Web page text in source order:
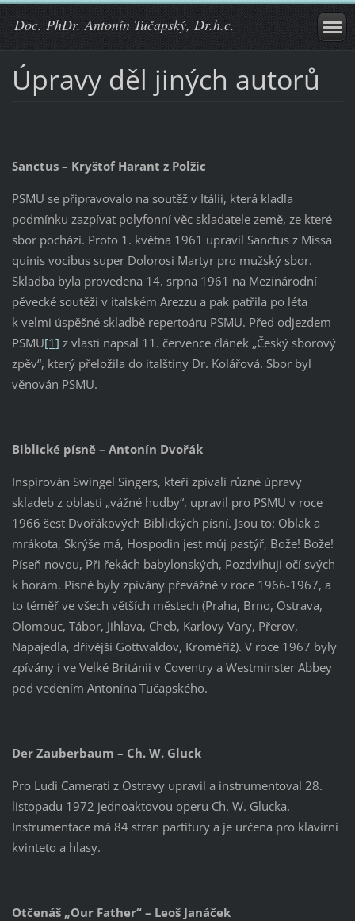
Doc. PhDr. Antonín Tučapský, Dr.h.c.
Úpravy děl jiných autorů
Sanctus – Kryštof Harant z Polžic
PSMU se připravovalo na soutěž v Itálii, která kladla
podmínku zazpívat polyfonní věc skladatele země, ze které
sbor pochází. Proto 1. května 1961 upravil Sanctus z Missa
quinis vocibus super Dolorosi Martyr pro mužský sbor.
Skladba byla provedena 14. srpna 1961 na Mezinárodní
pěvecké soutěži v italském Arezzu a pak patřila po léta
k velmi úspěšné skladbě repertoáru PSMU. Před odjezdem
PSMU[1] z vlasti napsal 11. července článek „Český sborový
zpěv“, který přeložila do italštiny Dr. Kolářová. Sbor byl
věnován PSMU.
Biblické písně – Antonín Dvořák
Inspirován Swingel Singers, kteří zpívali různé úpravy
skladeb z oblasti „vážné hudby“, upravil pro PSMU v roce
1966 šest Dvořákových Biblických písní. Jsou to: Oblak a
mrákota, Skrýše má, Hospodin jest můj pastýř, Bože! Bože!
Píseň novou, Při řekách babylonských, Pozdvihuji očí svých
k horám. Písně byly zpívány převážně v roce 1966-1967, a
to téměř ve všech větších městech (Praha, Brno, Ostrava,
Olomouc, Tábor, Jihlava, Cheb, Karlovy Vary, Přerov,
Napajedla, dřívější Gottwaldov, Kroměříž). V roce 1967 byly
zpívány i ve Velké Británii v Coventry a Westminster Abbey
pod vedením Antonína Tučapského.
Der Zauberbaum – Ch. W. Gluck
Pro Ludi Camerati z Ostravy upravil a instrumentoval 28.
listopadu 1972 jednoaktovou operu Ch. W. Glucka.
Instrumentace má 84 stran partitury a je určena pro klavírní
kvinteto a hlasy.
Otčenáš „Our Father“ – Leoš Janáček